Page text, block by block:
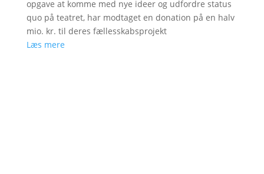
opgave at komme med nye ideer og udfordre status
quo på teatret, har modtaget en donation på en halv
mio. kr. til deres fællesskabsprojekt
Læs mere